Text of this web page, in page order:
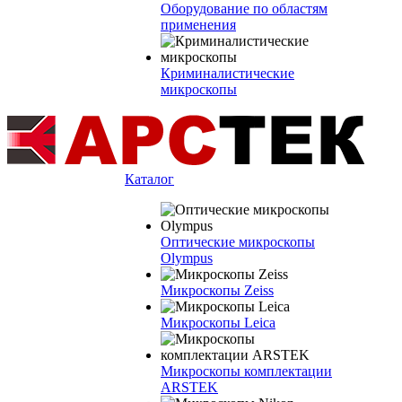
Оборудование по областям
применения
Криминалистические
микроскопы
Каталог
Оптические микроскопы
Olympus
Микроскопы Zeiss
Микроскопы Leica
Микроскопы комплектации
ARSTEK